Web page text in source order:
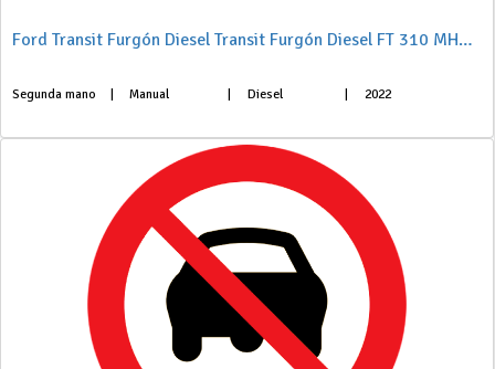
Ford Transit Furgón Diesel Transit Furgón Diesel FT 310 MHEV L2 Van Trend 130
Segunda mano Manual Diesel 2022